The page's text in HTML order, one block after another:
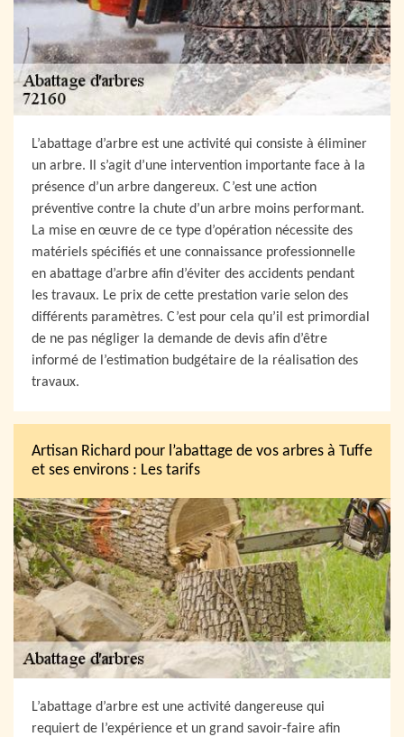
L’abattage d’arbre est une activité qui consiste à éliminer
un arbre. Il s’agit d’une intervention importante face à la
présence d’un arbre dangereux. C’est une action
préventive contre la chute d’un arbre moins performant.
La mise en œuvre de ce type d’opération nécessite des
matériels spécifiés et une connaissance professionnelle
en abattage d’arbre afin d’éviter des accidents pendant
les travaux. Le prix de cette prestation varie selon des
différents paramètres. C’est pour cela qu’il est primordial
de ne pas négliger la demande de devis afin d’être
informé de l’estimation budgétaire de la réalisation des
travaux.
Artisan Richard pour l’abattage de vos arbres à Tuffe
et ses environs : Les tarifs
L’abattage d’arbre est une activité dangereuse qui
requiert de l’expérience et un grand savoir-faire afin